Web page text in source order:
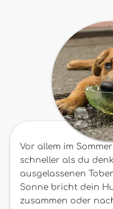
Vor allem im
schneller als du
ausgelassenen
Sonne bricht dein
zusammen oder